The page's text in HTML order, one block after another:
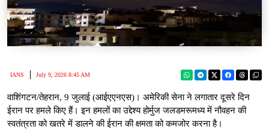
IANS July 9, 2026 8:45 AM
वाशिंगटन/तेहरान, 9 जुलाई (आईएएनएस)। अमेरिकी सेना ने लगातार दूसरे दिन
ईरान पर हमले किए हैं। इन हमलों का उद्देश्य होर्मुज जलडमरूमध्य में नौवहन की
स्वतंत्रता को खतरे में डालने की ईरान की क्षमता को कमजोर करना है।